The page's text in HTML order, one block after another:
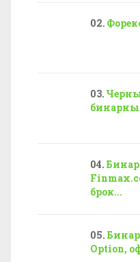
брок...
Option,